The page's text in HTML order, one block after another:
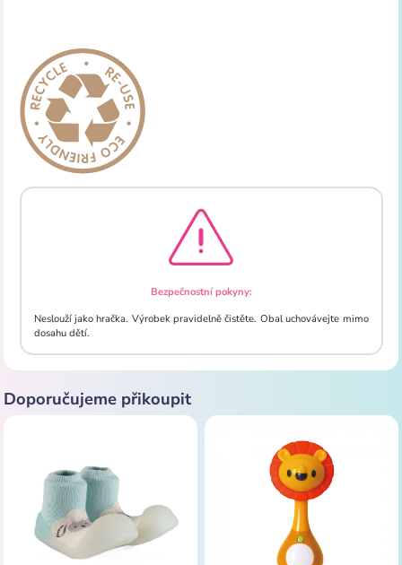
Bezpečnostní pokyny:
Neslouží jako hračka. Výrobek pravidelně čistěte. Obal uchovávejte mimo
dosahu dětí.
Doporučujeme přikoupit